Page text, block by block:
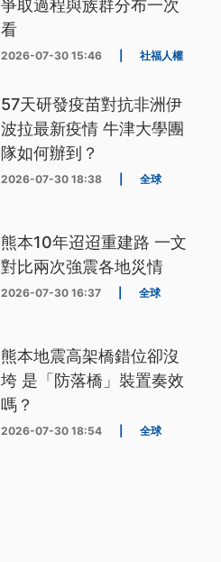
爭取過程與族群分布一次
看
2026-07-30 15:46 社福人權
57天研發疫苗對抗非洲伊
波拉最新疫情 牛津大學團
隊如何辦到？
2026-07-30 18:38 全球
熊本10年迢迢重建路 一文
對比兩次強震各地災情
2026-07-30 16:37 全球
熊本地震高架橋錯位卻沒
垮 是「防落橋」裝置奏效
嗎？
2026-07-30 18:54 全球